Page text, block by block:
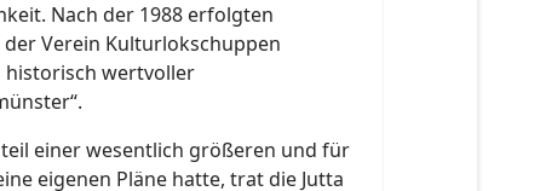
Nach der 1988 erfolgten
der Verein Kulturlokschuppen
historisch wertvoller
einer wesentlich größeren und für
eigenen Pläne hatte, trat die Jutta